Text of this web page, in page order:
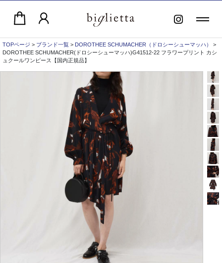
TOPページ > ブランド一覧 > DOROTHEE SCHUMACHER（ドロシーシューマッハ）
>
DOROTHEE SCHUMACHER(ドロシーシューマッハ)G41512-22 フラワープリント カシ
ュクールワンピース【国内正規品】